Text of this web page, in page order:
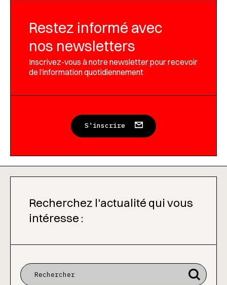
Restez informé avec
nos newsletters
Inscrivez-vous à notre newsletter pour recevoir
de l’information quotidiennement
S'inscrire
Recherchez l'actualité qui vous
intéresse :